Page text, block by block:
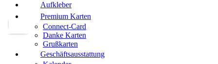
Aufkleber
Premium Karten
Connect-Card
Danke Karten
Grußkarten
Geschäftsausstattung